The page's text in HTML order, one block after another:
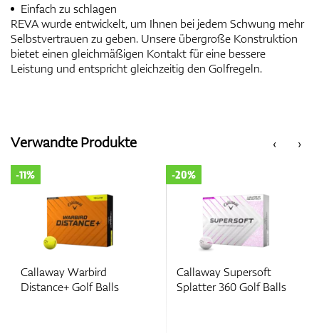
Einfach zu schlagen
REVA wurde entwickelt, um Ihnen bei jedem Schwung mehr
Selbstvertrauen zu geben. Unsere übergroße Konstruktion
bietet einen gleichmäßigen Kontakt für eine bessere
Leistung und entspricht gleichzeitig den Golfregeln.
‹
Verwandte Produkte ›
Callaway Warbird
Distance+ Golf Balls
-11%
Callaway Supersoft
Splatter 360 Golf Balls
-20%